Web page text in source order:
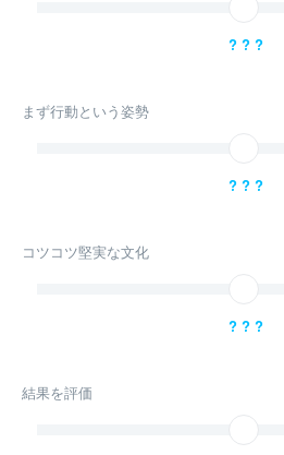
? ? ?
まず行動という姿勢
? ? ?
コツコツ堅実な文化
? ? ?
結果を評価